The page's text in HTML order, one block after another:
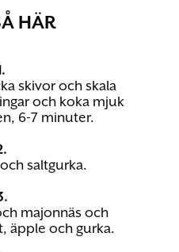
HÄR
skivor och skala
och koka mjuk
6-7 minuter.
saltgurka.
majonnäs och
äpple och gurka.